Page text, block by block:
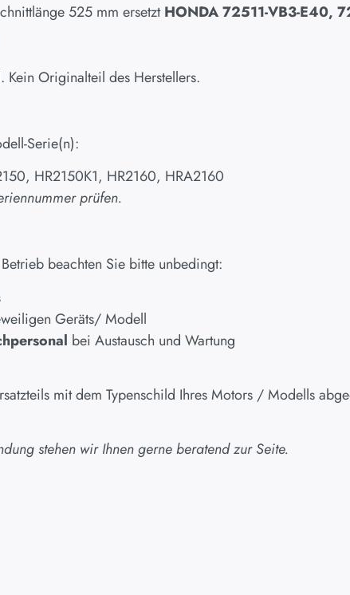
525 mm ersetztHONDA 72511-VB3-E40,
Kein Originalteil des Herstellers.
Serie(n):
HR2150K1, HR2160, HRA2160
prüfen.
beachten Sie bitte unbedingt:
Geräts/ Modell
bei Austausch und Wartung
mit dem Typenschild Ihres Motors / Modells
stehen wir Ihnen gerne beratend zur Seite.